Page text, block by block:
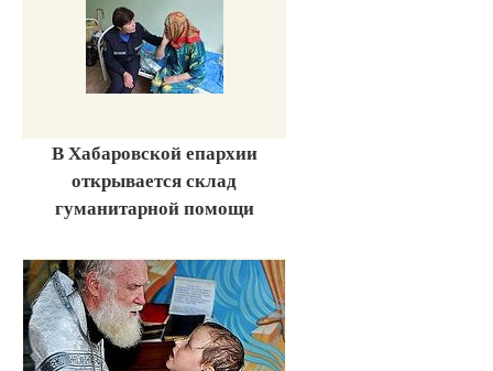
В Хабаровской епархии
открывается склад
гуманитарной помощи